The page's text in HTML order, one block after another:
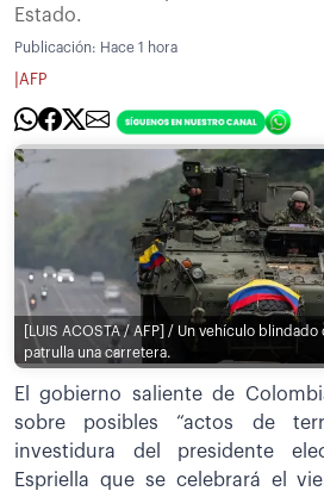
Estado.
Publicación: Hace 1 hora
AFP
[LUIS ACOSTA / AFP] / Un vehículo
patrulla una carretera.
El gobierno saliente de
sobre posibles “actos de
investidura del presidente
Espriella que se celebrará el